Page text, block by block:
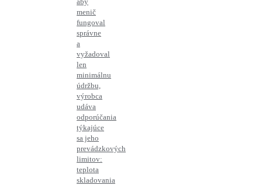
menič
fungoval
správne
a
vyžadoval
len
minimálnu
údržbu,
výrobca
udáva
odporúčania
týkajúce
sa jeho
prevádzkových
limitov:
teplota
skladovania